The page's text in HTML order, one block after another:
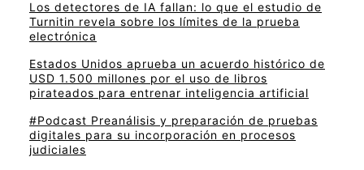
Los detectores de IA fallan: lo que el estudio de
Turnitin revela sobre los límites de la prueba
electrónica
Estados Unidos aprueba un acuerdo histórico de
USD 1.500 millones por el uso de libros
pirateados para entrenar inteligencia artificial
#Podcast Preanálisis y preparación de pruebas
digitales para su incorporación en procesos
judiciales